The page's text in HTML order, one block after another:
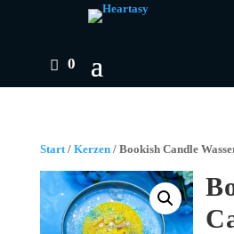
0
Start/ Kerzen/ Bookish Candle